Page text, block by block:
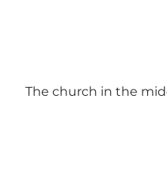
The church in the